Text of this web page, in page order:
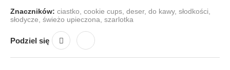
Znaczników: ciastko cookie cups deser, do kawy, słodkości
słodycze świeżo upieczona szarlotka
Podziel się